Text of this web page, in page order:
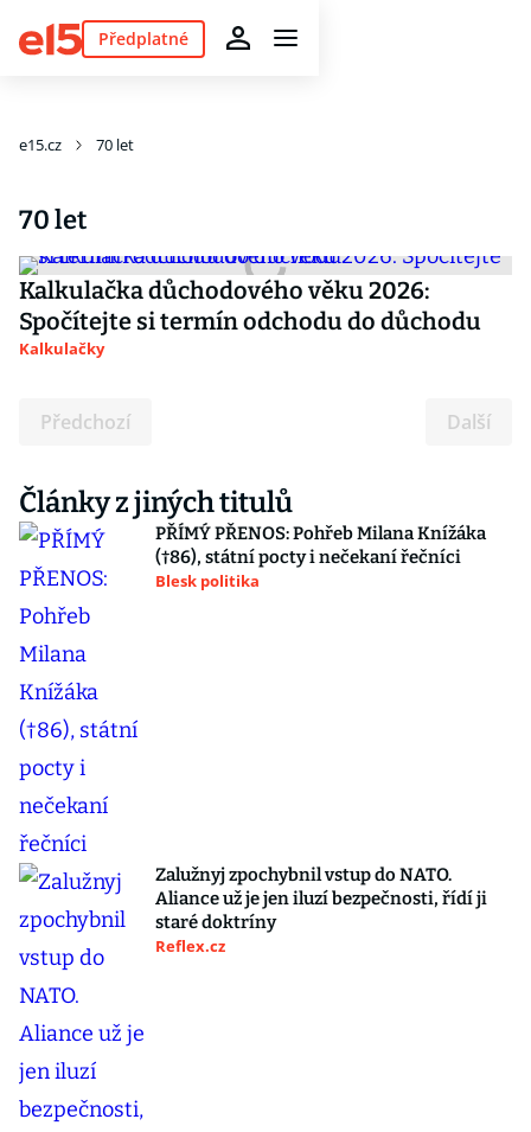
Předplatné
e15.cz 70 let
70 let
Kalkulačka důchodového věku 2026:
Spočítejte si termín odchodu do důchodu
Kalkulačky
Předchozí Další
Články z jiných titulů
PŘÍMÝ PŘENOS: Pohřeb Milana Knížáka
(†86), státní pocty i nečekaní řečníci
Blesk politika
Zalužnyj zpochybnil vstup do NATO.
Aliance už je jen iluzí bezpečnosti, řídí ji
staré doktríny
Reflex.cz